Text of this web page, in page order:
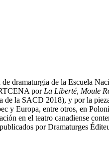
dramaturgia de la Escuela
porLa Liberté, Moule
de la SACD 2018), y por la
y Europa, entre otros, en
en el teatro canadiense
por Dramaturges